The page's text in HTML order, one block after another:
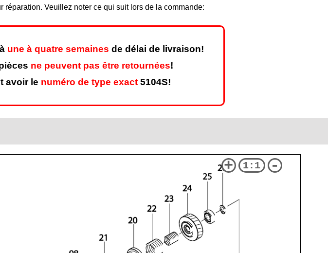
Veuillez noter ce qui suit lors de la commande:
une à quatre semaines de délai de livraison!
ne peuvent pas être retournées!
avoir le numéro de type exact 5104S!
+ 1:1 -